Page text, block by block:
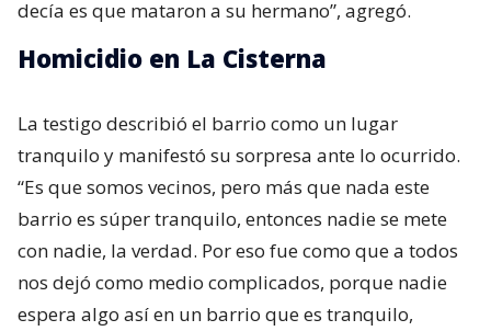
decía es que mataron a su hermano”, agregó.
Homicidio en La Cisterna
La testigo describió el barrio como un lugar
tranquilo y manifestó su sorpresa ante lo ocurrido.
“Es que somos vecinos, pero más que nada este
barrio es súper tranquilo, entonces nadie se mete
con nadie, la verdad. Por eso fue como que a todos
nos dejó como medio complicados, porque nadie
espera algo así en un barrio que es tranquilo,